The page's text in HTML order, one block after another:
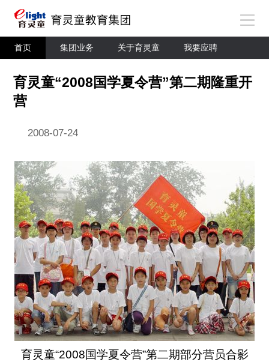
首页 集团业务 关于育灵童 我要应聘
育灵童“2008国学夏令营”第二期隆重开
营
2008-07-24
育灵童“2008国学夏令营”第二期部分营员合影